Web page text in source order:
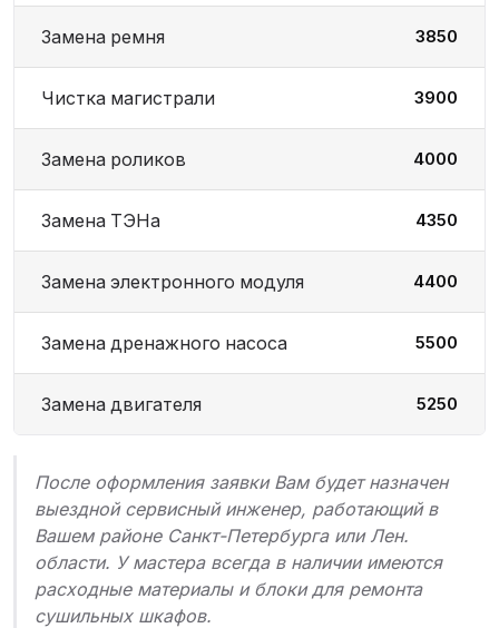
Замена ремня 3850
Чистка магистрали 3900
Замена роликов 4000
Замена ТЭНа 4350
Замена электронного модуля 4400
Замена дренажного насоса 5500
Замена двигателя 5250
После оформления заявки Вам будет назначен
выездной сервисный инженер, работающий в
Вашем районе Санкт-Петербурга или Лен.
области. У мастера всегда в наличии имеются
расходные материалы и блоки для ремонта
сушильных шкафов.